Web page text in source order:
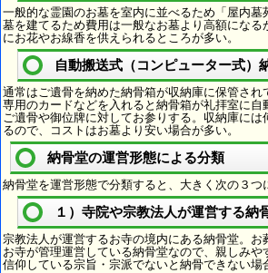
一般的な霊園のお墓を室内に並べるため「屋内墓
墓を建てるため費用は一般なお墓より高額になる
にお花やお線香を供えられるところが多い。
自動搬送式（コンピューター式）
通常はご遺骨を納めた納骨箱が収納庫に保管され
専用のカードなどを入れると納骨箱が礼拝室に自
ご遺骨や御位牌に対してお参りする。収納庫には
るので、コストはお墓より安い場合が多い。
納骨堂の運営形態による分類
納骨堂を運営形態で分類すると、大きく次の３つ
１）寺院や宗教法人が運営する納
宗教法人が運営するお寺の境内にある納骨堂。お
お寺が管理運営している納骨堂なので、親しみや
信仰している宗旨・宗派でないと納骨できない場